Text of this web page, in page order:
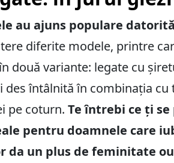
au ajuns populare
diferite modele, printre
două variante: legate cu
des întâlnită în combinația
pe coturn. Te întrebi ce ți
pentru doamnele care
da un plus de feminitate